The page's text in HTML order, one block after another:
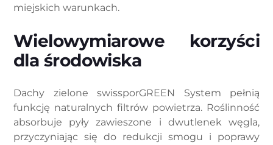
miejskich warunkach.
Wielowymiarowe korzyści
dla środowiska
Dachy zielone swissporGREEN System pełnią
funkcję naturalnych filtrów powietrza. Roślinność
absorbuje pyły zawieszone i dwutlenek węgla,
przyczyniając się do redukcji smogu i poprawy